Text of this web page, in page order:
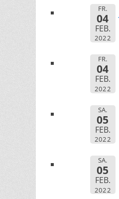
FR.
04
FEB.
2022
FR.
04
FEB.
2022
SA.
05
FEB.
2022
SA.
05
FEB.
2022